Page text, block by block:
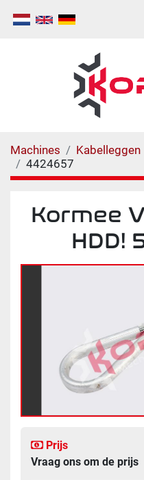
Machines Kabelleggen
4424657
Kormee
HDD!
Prijs
Vraag ons om de prijs